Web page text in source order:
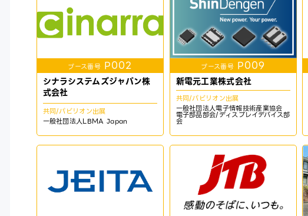
ブース番号P002
シナラシステムズジャパン株
式会社
共同/パビリオン出展
一般社団法人LBMA Japan
ブース番号P009
新電元工業株式会社
共同/パビリオン出展
一般社団法人電子情報技術産業協会
電子部品部会/ディスプレイデバイス部
会